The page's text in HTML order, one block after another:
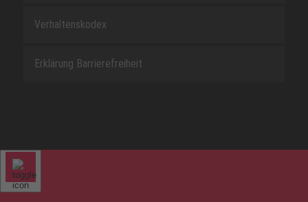
Verhaltenskodex
Erklärung Barrierefreiheit